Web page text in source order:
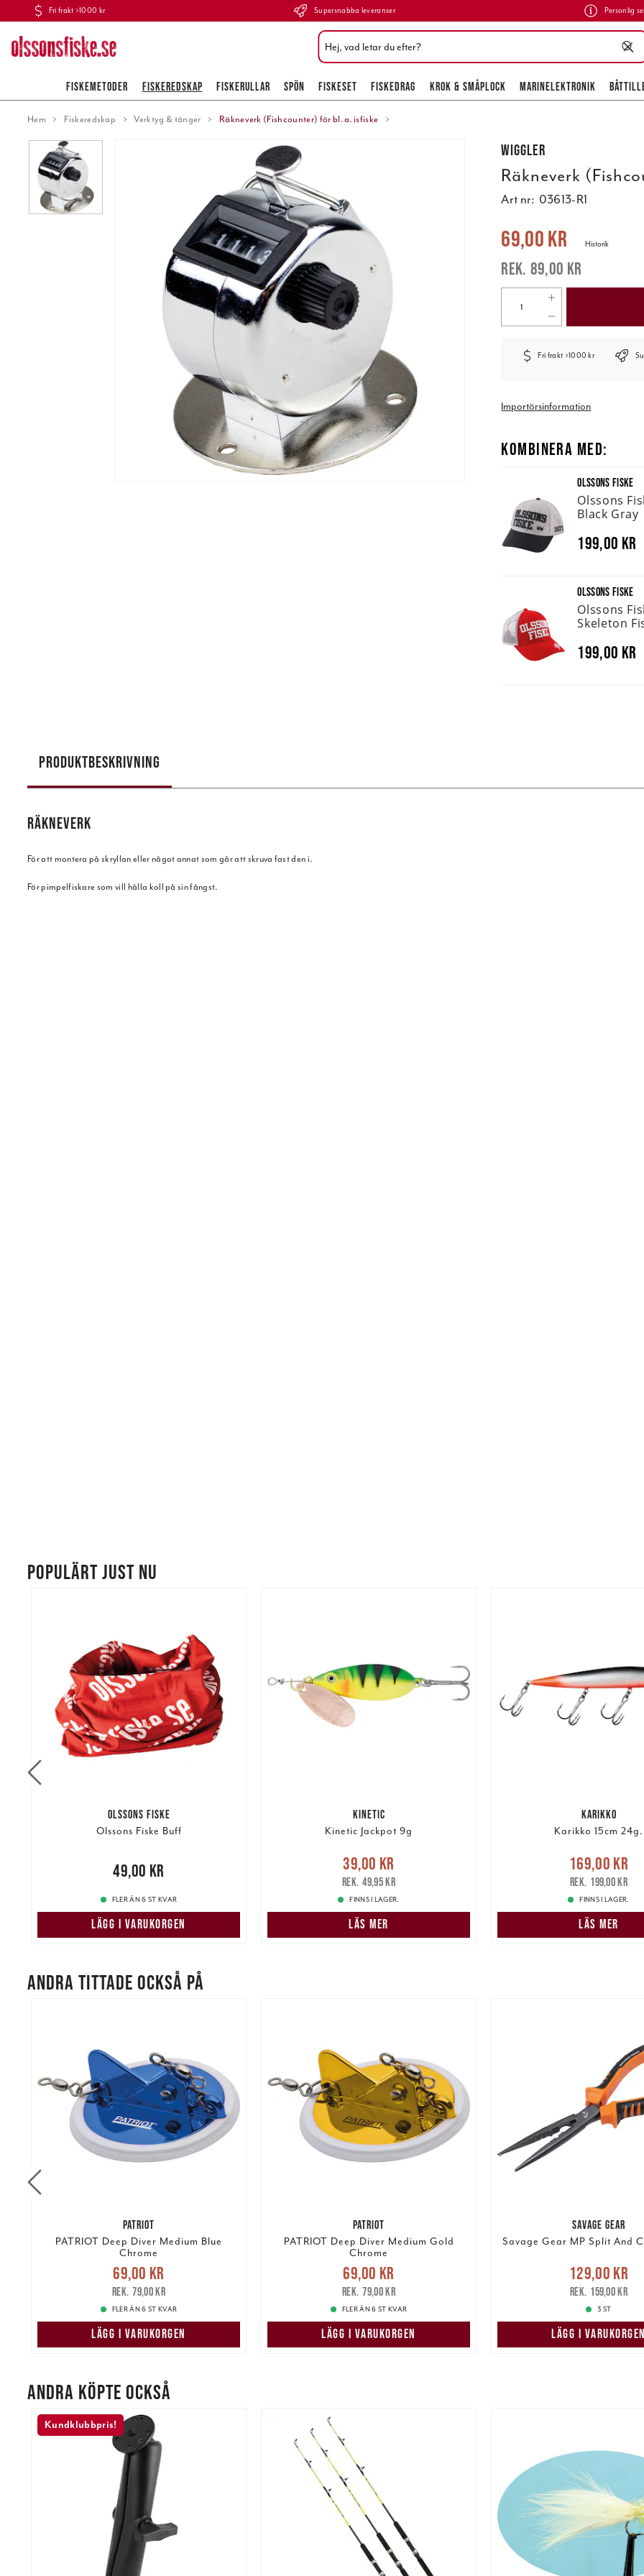
Fri frakt >1000 kr Supersnabba leveranser Personlig
FISKEMETODER FISKEREDSKAP FISKERULLAR SPÖN FISKESET FISKEDRAG KROK & SMÅPLOCK MARINELEKTRONIK
Hem Fiskeredskap Verktyg & tänger Räkneverk (Fishcounter) för bl. a. isfiske
Wiggler
Räkneverk
Art nr: 03613-R1
Nuvarande pris:
69,00 kr
89,00 kr
Historik
Fri frakt >1000 kr
Importörsinformation
KOMBINERA MED:
OLSSONS FISKE
Olssons
Black Gray
199,00 kr
OLSSONS FISKE
Olssons
Skeleton
199,00 kr
PRODUKTBESKRIVNING
RÄKNEVERK
För att montera på skryllan eller något annat som går att skruva fast den i.
För pimpelfiskare som vill hålla koll på sin fångst.
POPULÄRT JUST NU
OLSSONS FISKE
Olssons Fiske Buff
49,00 kr49,00 kr
FLER ÄN 6 ST KVAR
LÄGG I VARUKORGEN
KINETIC
Kinetic Jackpot 9g
Nuvarande pris :39,00 kr
pris: 49,95 kr
39,00 kr
49,95 kr
FINNS I LAGER.
LÄS MER
KARIKKO
Karikko 15cm 24g.
Nuvarande pris
Tidigare pris
169,00 kr
199,00 kr
FINNS I LAGER.
LÄS MER
ANDRA TITTADE OCKSÅ PÅ
PATRIOT
PATRIOT Deep Diver Medium Blue
Chrome
Nuvarande pris:69,00 kr
pris:79,00 kr
69,00 kr
79,00 kr
FLER ÄN 6 ST KVAR
LÄGG I VARUKORGEN
PATRIOT
PATRIOT Deep Diver Medium Gold
Chrome
Nuvarande pris:69,00 kr
pris:79,00 kr
69,00 kr
79,00 kr
FLER ÄN 6 ST KVAR
LÄGG I VARUKORGEN
SAVAGE GEAR
Savage Gear MP Split And
Nuvarande pris
Tidigare pris
129,00 kr
159,00 kr
3 ST
LÄGG I VARUKORGEN
ANDRA KÖPTE OCKSÅ
Kundklubbpris!